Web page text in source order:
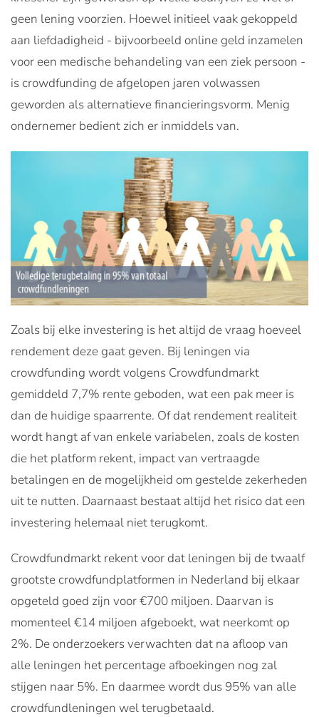
geen lening voorzien. Hoewel initieel vaak gekoppeld
aan liefdadigheid - bijvoorbeeld online geld inzamelen
voor een medische behandeling van een ziek persoon -
is crowdfunding de afgelopen jaren volwassen
geworden als alternatieve financieringsvorm. Menig
ondernemer bedient zich er inmiddels van.
Zoals bij elke investering is het altijd de vraag hoeveel
rendement deze gaat geven. Bij leningen via
crowdfunding wordt volgens Crowdfundmarkt
gemiddeld 7,7% rente geboden, wat een pak meer is
dan de huidige spaarrente. Of dat rendement realiteit
wordt hangt af van enkele variabelen, zoals de kosten
die het platform rekent, impact van vertraagde
betalingen en de mogelijkheid om gestelde zekerheden
uit te nutten. Daarnaast bestaat altijd het risico dat een
investering helemaal niet terugkomt.
Crowdfundmarkt rekent voor dat leningen bij de twaalf
grootste crowdfundplatformen in Nederland bij elkaar
opgeteld goed zijn voor €700 miljoen. Daarvan is
momenteel €14 miljoen afgeboekt, wat neerkomt op
2%. De onderzoekers verwachten dat na afloop van
alle leningen het percentage afboekingen nog zal
stijgen naar 5%. En daarmee wordt dus 95% van alle
crowdfundleningen wel terugbetaald.